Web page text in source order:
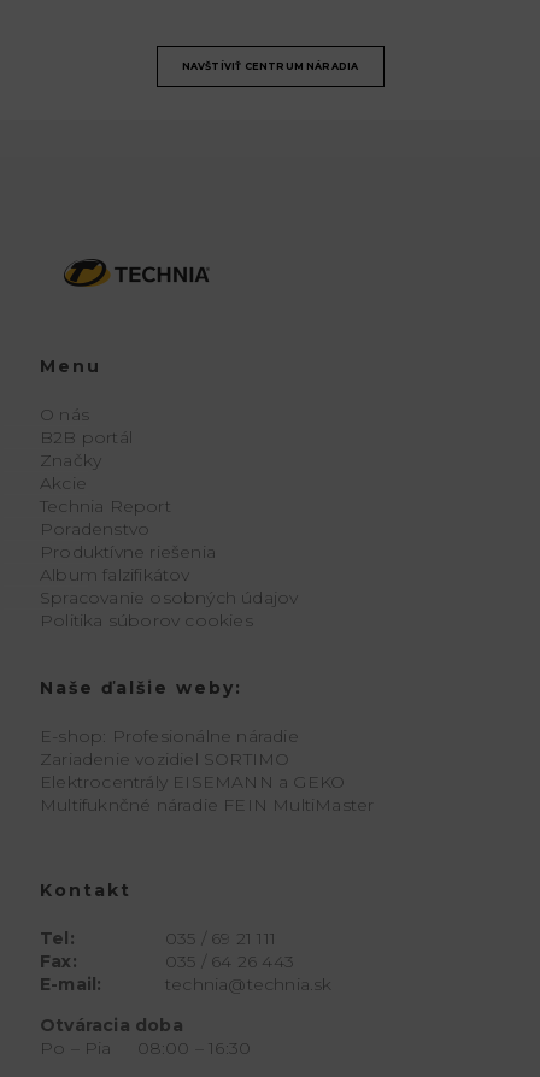
NAVŠTÍVIŤ CENTRUM NÁRADIA
Menu
O nás
B2B portál
Značky
Akcie
Technia Report
Poradenstvo
Produktívne riešenia
Album falzifikátov
Spracovanie osobných údajov
Politika súborov cookies
Naše ďalšie weby:
E-shop: Profesionálne náradie
Zariadenie vozidiel SORTIMO
Elektrocentrály EISEMANN a GEKO
Multifuknčné náradie FEIN MultiMaster
Kontakt
Tel:
035 / 69 21 111
Fax:
035 / 64 26 443
E-mail:
technia@technia.sk
Otváracia doba
Po – Pia 08:00 – 16:30